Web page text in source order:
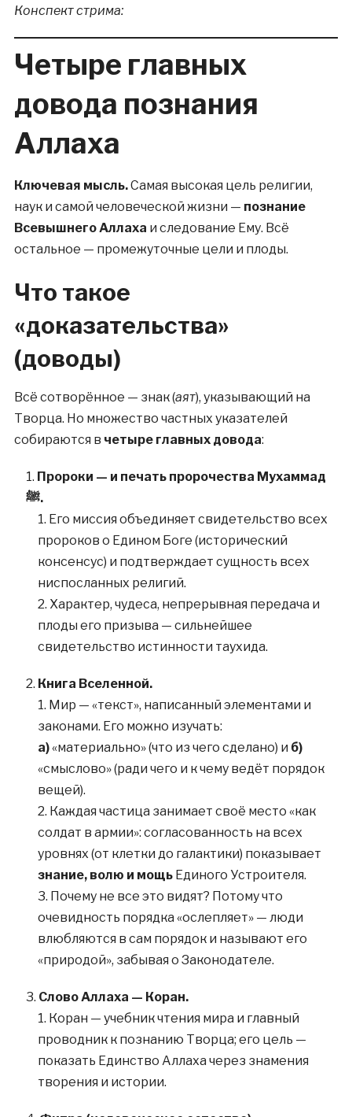
Конспект стрима:
Четыре главных
довода познания
Аллаха
Ключевая мысль.Самая высокая цель религии,
наук и самой человеческой жизни — познание
Всевышнего Аллаха и следование Ему. Всё
остальное — промежуточные цели и плоды.
Что такое
«доказательства»
(доводы)
Всё сотворённое — знак (аят), указывающий на
Творца. Но множество частных указателей
собираются в четыре главных довода:
Пророки — и печать пророчества Мухаммад
ﷺ.
Его миссия объединяет свидетельство всех
пророков о Едином Боге (исторический
консенсус) и подтверждает сущность всех
ниспосланных религий.
Характер, чудеса, непрерывная передача и
плоды его призыва — сильнейшее
свидетельство истинности таухида.
Книга Вселенной.
Мир — «текст», написанный элементами и
законами. Его можно изучать:
а)«материально» (что из чего сделано) и б)
«смыслово» (ради чего и к чему ведёт порядок
вещей).
Каждая частица занимает своё место «как
солдат в армии»: согласованность на всех
уровнях (от клетки до галактики) показывает
знание, волю и мощьЕдиного Устроителя.
Почему не все это видят? Потому что
очевидность порядка «ослепляет» — люди
влюбляются в сам порядок и называют его
«природой», забывая о Законодателе.
Слово Аллаха — Коран.
Коран — учебник чтения мира и главный
проводник к познанию Творца; его цель —
показать Единство Аллаха через знамения
творения и истории.